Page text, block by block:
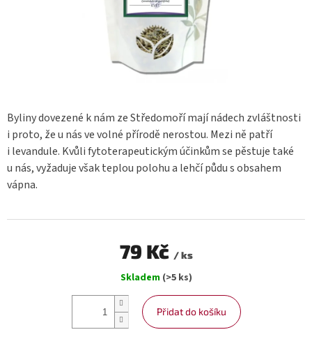
Byliny dovezené k nám ze Středomoří mají nádech zvláštnosti
i proto, že u nás ve volné přírodě nerostou. Mezi ně patří
i levandule. Kvůli fytoterapeutickým účinkům se pěstuje také
u nás, vyžaduje však teplou polohu a lehčí půdu s obsahem
vápna.
79 Kč / ks
cena:
Skladem (>5 ks)
Přidat do košíku